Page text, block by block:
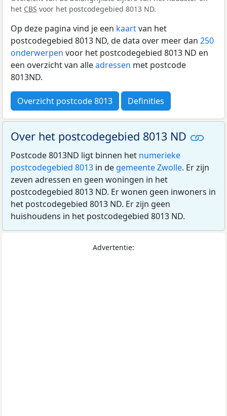
het CBS voor het postcodegebied 8013 ND.
Op deze pagina vind je een kaartvan het
postcodegebied 8013 ND, de data over meer dan 250
onderwerpen voor het postcodegebied 8013 ND en
een overzicht van alleadressen met postcode
8013ND.
Overzicht postcode 8013 Definities
Over het postcodegebied 8013 ND
Postcode 8013ND ligt binnen het numerieke
postcodegebied 8013 in de gemeente Zwolle. Er zijn
zeven adressen en geen woningen in het
postcodegebied 8013 ND. Er wonen geen inwoners in
het postcodegebied 8013 ND. Er zijn geen
huishoudens in het postcodegebied 8013 ND.
Advertentie: